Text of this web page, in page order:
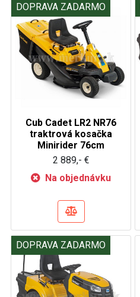
DOPRAVA ZADARMO
Cub Cadet LR2 NR76
traktrová kosačka
Minirider 76cm
2 889,- €
Na objednávku
DOPRAVA ZADARMO